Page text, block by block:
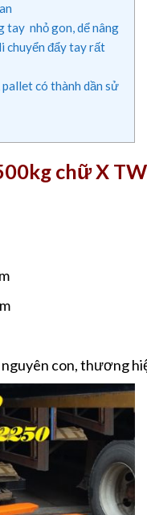
tay nhỏ gon, dể nâng
chuyển đẩy tay rất
có thành dần sử
chữ X
nguyên con, thương